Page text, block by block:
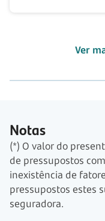
Ver
Notas
(*) O valor do
de pressupostos
inexistência de
pressupostos estes
seguradora.